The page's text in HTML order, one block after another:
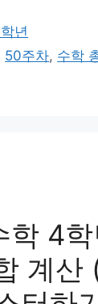
년
50주차, 수학
학 4
계산